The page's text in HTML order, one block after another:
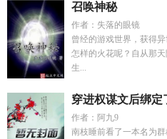
召唤神秘
作者：失落的眼镜
曾经的游戏世界，获得
怎样的火花呢？自从那
生...
穿进权谋文后绑定
作者：阿九9
南枝睡前看了一本名为